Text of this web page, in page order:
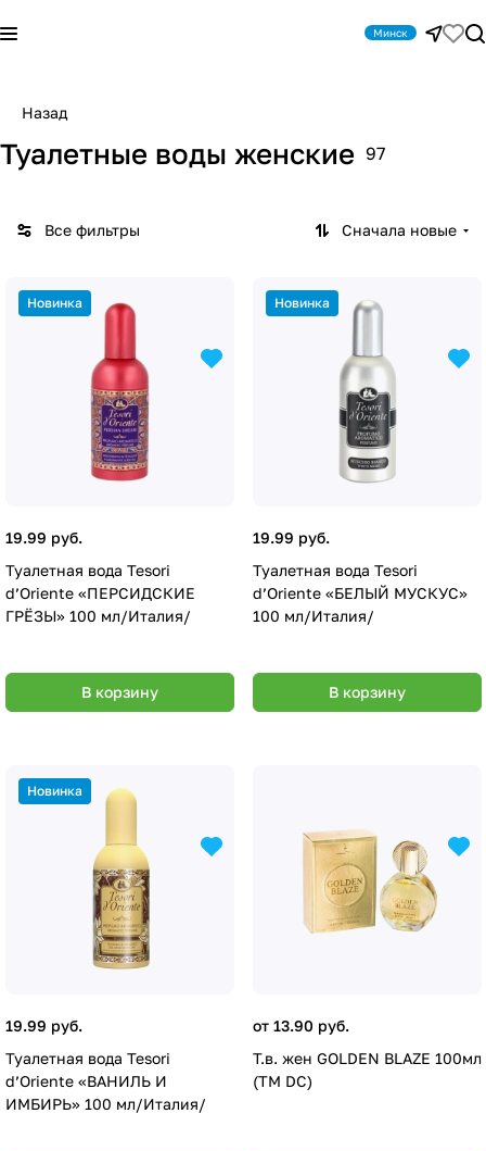
Минск
Назад
Туалетные воды женские 97
Все фильтры Сначала новые
Новинка
19.99 руб.
Туалетная вода Tesori
d’Oriente «ПЕРСИДСКИЕ
ГРЁЗЫ» 100 мл/Италия/
В корзину
Новинка
19.99 руб.
Туалетная вода Tesori
d’Oriente «БЕЛЫЙ МУСКУС»
100 мл/Италия/
В корзину
Новинка
19.99 руб.
Туалетная вода Tesori
d’Oriente «ВАНИЛЬ И
ИМБИРЬ» 100 мл/Италия/
от 13.90 руб.
Т.в. жен GOLDEN BLAZE 100мл
(ТМ DC)